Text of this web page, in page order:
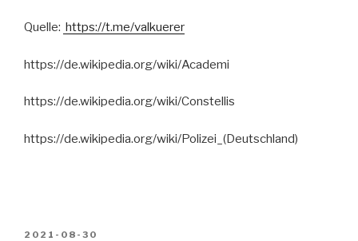
Quelle: https://t.me/valkuerer
https://de.wikipedia.org/wiki/Academi
https://de.wikipedia.org/wiki/Constellis
https://de.wikipedia.org/wiki/Polizei_(Deutschland)
VERÖFFENTLICHT
2021-08-30